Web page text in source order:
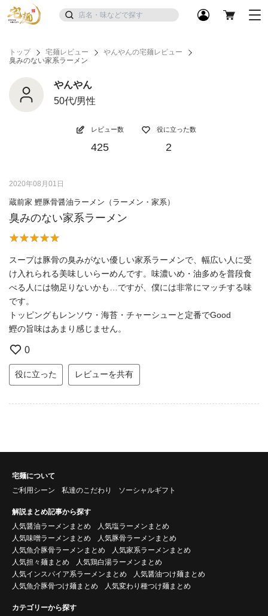
トップ 宅麺レビュー
やんやんの宅麺レビュー
臭みのない家系ラーメン
やんやん
50代/男性
レビュー数
425
役に立った数
2
2020年08月01日
蔵前家 鰹豚骨醤油ラーメン（ラーメン・家系）
臭みのない家系ラーメン
スープは豚骨の臭みがない優しい家系ラーメンで、幅広い人に受
け入れられる美味しいらーめんです。味濃いめ・油多めを普段食
べる人には物足りないかも…ですが、僕には非常にマッチする味
です。
トッピングもレンソウ・海苔・チャーシューと定番でGood
鰹の旨味はあまり感じません。
0
役に立った レビューを共有
宅麺について
ご利用シーン
私達のこだわり ソーシャルギフト
解説まとめ記事から探す
人気醤油ラーメンまとめ
人気塩ラーメンまとめ
人気味噌ラーメンまとめ
人気豚骨ラーメンまとめ
人気魚介豚骨ラーメンまとめ
人気家系ラーメンまとめ
人気担々麺まとめ
人気鶏白湯ラーメンまとめ
人気インスパイア系ラーメンまとめ
人気醤油つけ麺まとめ
人気魚介豚骨つけ麺まとめ
人気変わり種つけ麺まとめ
カテゴリーから探す